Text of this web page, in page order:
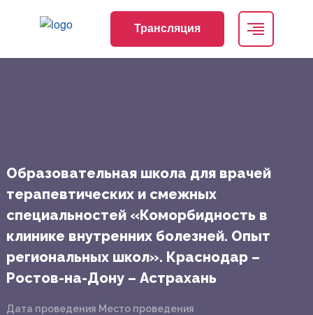
Трансляция
Образовательная школа для врачей
терапевтических и смежных
специальностей «Коморбидность в
клинике внутренних болезней. Опыт
региональных школ». Краснодар –
Ростов-на-Дону – Астрахань
Дата проведения Место проведения